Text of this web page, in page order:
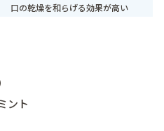
口の乾燥を和らげる効果が高い
ント